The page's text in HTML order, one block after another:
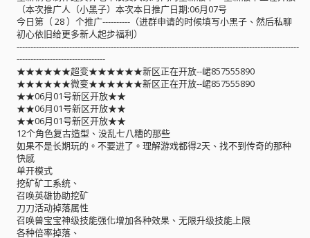
（本次推广人（小黑子）本次本日推广日期:06月07号
今日第（ 28 ）个推广----------（进群申请的时候填写小黑子、然后私聊
初心依旧给更多新人起步福利）
------------------------------------------------------------------------------------------------------
--------------------------------
★★★★★★超变★★★★★★新区正在开放--峮857555890
★★★★★★微变★★★★★★新区正在开放--峮857555890
★★06月01号新区开放★★
★★06月01号新区开放★★
★★06月01号新区开放★★
12个角色复古造型、没乱七八糟的那些
如果不是长期玩的。不要进了。理解游戏都得2天、找不到传奇的那种
快感
单开模式
挖矿矿工系统、
召唤英雄协助挖矿
刀刀活动掉落属性
召唤兽宝宝神级技能强化增加各种效果、无限升级技能上限
各种倍率掉落、